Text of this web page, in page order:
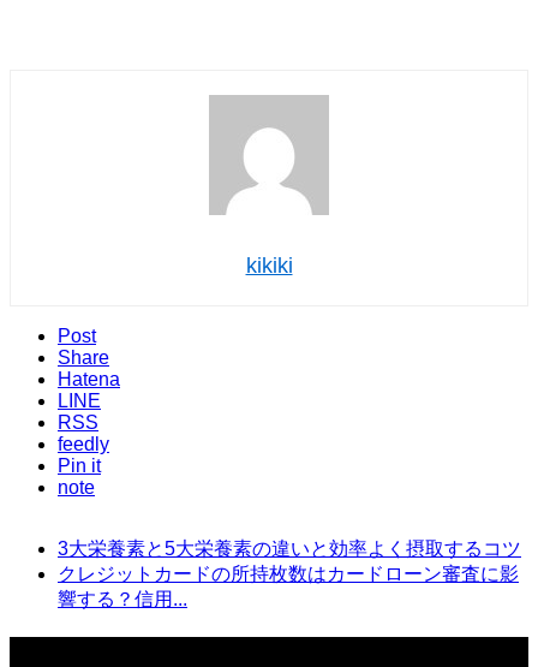
kikiki
Post
Share
Hatena
LINE
RSS
feedly
Pin it
note
3大栄養素と5大栄養素の違いと効率よく摂取するコツ
クレジットカードの所持枚数はカードローン審査に影
響する？信用...